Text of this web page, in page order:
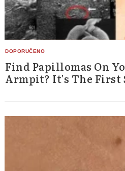
Find Papillomas On
Armpit? It's The First